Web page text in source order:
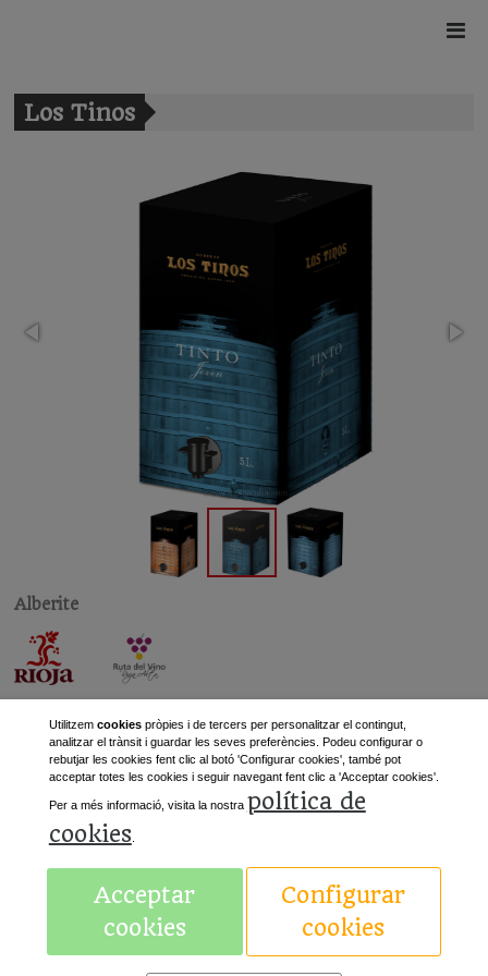
Los Tinos
Alberite
«Anterior Següent
Avís legal
Utilitzem cookiespròpies i de tercers per personalitzar el contingut,
analitzar el trànsit i guardar les seves preferències. Podeu configurar o
rebutjar les cookies fent clic al botó 'Configurar cookies', també pot
acceptar totes les cookies i seguir navegant fent clic a 'Acceptar cookies'.
Per a més informació, visita la nostra política de
cookies
Acceptar
cookies
Configurar
cookies